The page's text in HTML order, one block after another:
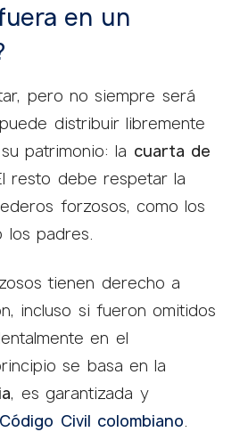
en un
pero no siempre será
distribuir libremente
patrimonio: la cuarta de
resto debe respetar la
forzosos, como los
los padres.
tienen derecho a
incluso si fueron omitidos
en el
se basa en la
, es garantizada y
Código Civil colombiano.